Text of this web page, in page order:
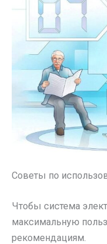
Советы по
Чтобы система
максимальную
рекомендациям.